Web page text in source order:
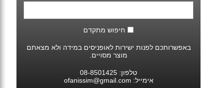
חיפוש מתקדם
באפשרותכם לפנות ישירות לאופניסים במידה ולא מצאתם
מוצר מסויים.
טלפון: 08-8501425
אימייל: ofanissim@gmail.com